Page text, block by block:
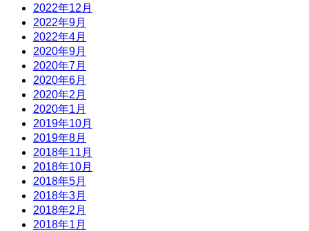
2022年12月
2022年9月
2022年4月
2020年9月
2020年7月
2020年6月
2020年2月
2020年1月
2019年10月
2019年8月
2018年11月
2018年10月
2018年5月
2018年3月
2018年2月
2018年1月